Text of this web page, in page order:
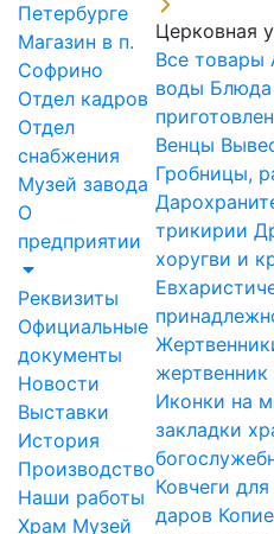
Петербурге
Магазин в п.
Софрино
Отдел кадров
Отдел
снабжения
Музей завода
О
предприятии
Реквизиты
Официальные
документы
Новости
Выставки
История
Производство
Наши работы
Храм Музей
Церковная
Все товары
воды
Венцы
Гробницы,
трикирии
хоругви и
жертвенник
Иконки на
закладки
Ковчеги
даров Копие